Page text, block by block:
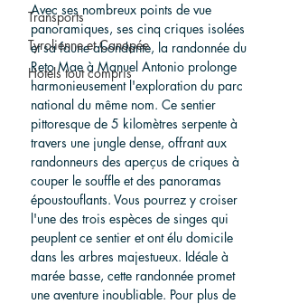
Transports
Tyrolienne et Canopée
Hotels tout compris
Avec ses nombreux points de vue
panoramiques, ses cinq criques isolées
et sa faune abondante, la randonnée du
Reto Mae à Manuel Antonio prolonge
harmonieusement l'exploration du parc
national du même nom. Ce sentier
pittoresque de 5 kilomètres serpente à
travers une jungle dense, offrant aux
randonneurs des aperçus de criques à
couper le souffle et des panoramas
époustouflants. Vous pourrez y croiser
l'une des trois espèces de singes qui
peuplent ce sentier et ont élu domicile
dans les arbres majestueux. Idéale à
marée basse, cette randonnée promet
une aventure inoubliable. Pour plus de